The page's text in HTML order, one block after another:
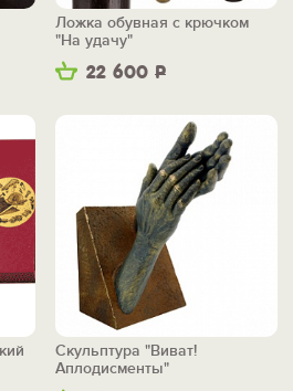
22 600 Р
Ложка обувная с крючком
"На удачу"
Скульптура "Виват!
Аплодисменты"